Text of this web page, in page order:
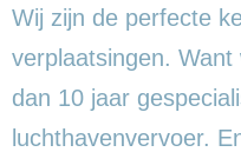
Wij zijn de perfecte
verplaatsingen.
dan 10 jaar
luchthavenvervoer.